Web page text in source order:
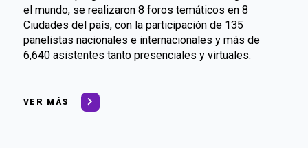
el mundo, se realizaron 8 foros temáticos en 8
Ciudades del país, con la participación de 135
panelistas nacionales e internacionales y más de
6,640 asistentes tanto presenciales y virtuales.
VER MÁS